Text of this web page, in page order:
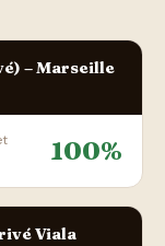
– Marseille
100%
Viala